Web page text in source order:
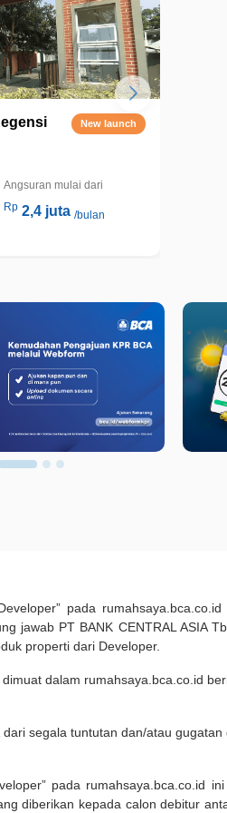
New launch
Angsuran mulai dari
Rp 2,4 juta /bulan
pada
PT BANK CENTRAL ASIA
properti dari Developer.
dalam rumahsaya.bca.co.id
segala tuntutan dan/atau
pada rumahsaya.bca.co.id
diberikan kepada calon debitur